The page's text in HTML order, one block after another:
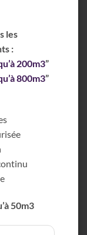
les
:
200m3”
800m3”
50m3